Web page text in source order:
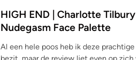
a
t
t
HIGH END | Charlotte Tilbury
Nudegasm Face Palette
Al een hele poos heb ik deze